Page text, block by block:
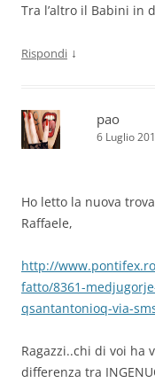
Tra l’altro il Babini in
Rispondi ↓
pao
6 Luglio
Ho letto la nuova
Raffaele,
http://
fatto/8361-
qsantantonioq-via-
Ragazzi..chi di voi ha
differenza tra